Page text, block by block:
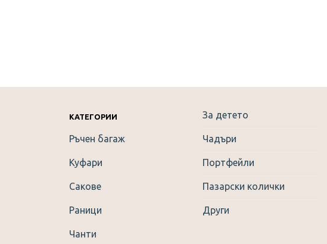
КАТЕГОРИИ
Ръчен багаж
Куфари
Сакове
Раници
Чанти
За детето
Чадъри
Портфейли
Пазарски колички
Други